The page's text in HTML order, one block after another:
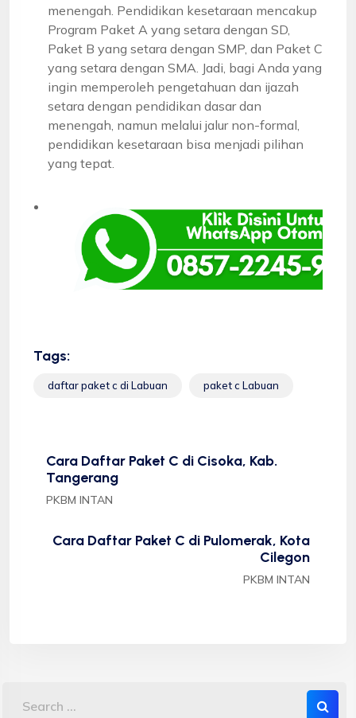
menengah. Pendidikan kesetaraan mencakup
Program Paket A yang setara dengan SD,
Paket B yang setara dengan SMP, dan Paket C
yang setara dengan SMA. Jadi, bagi Anda yang
ingin memperoleh pengetahuan dan ijazah
setara dengan pendidikan dasar dan
menengah, namun melalui jalur non-formal,
pendidikan kesetaraan bisa menjadi pilihan
yang tepat.
Tags:
daftar paket c di Labuan paket c Labuan
Cara Daftar Paket C di Cisoka, Kab.
Tangerang
PKBM INTAN
Cara Daftar Paket C di Pulomerak, Kota
Cilegon
PKBM INTAN